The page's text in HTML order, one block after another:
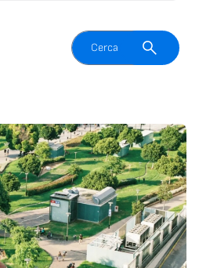
Attiva il campo di ricerca